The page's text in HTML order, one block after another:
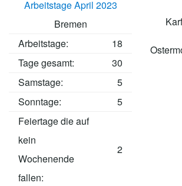
Arbeitstage April 2023
Bremen
Arbeitstage:
18
Tage gesamt:
30
Samstage:
5
Sonntage:
5
Feiertage die auf
kein
Wochenende
fallen:
2